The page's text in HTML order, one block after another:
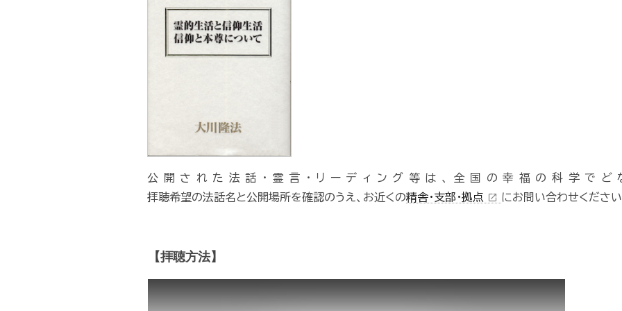
公開された法話・霊言・リーディング等は、全国の幸福の科学でど
拝聴希望の法話名と公開場所を確認のうえ、お近くの精舎・支部・拠点 open_in_new にお問い合わせください
【拝聴方法】